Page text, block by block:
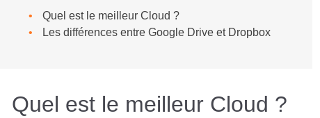
Quel est le meilleur Cloud ?
Les différences entre Google Drive et Dropbox
Quel est le meilleur Cloud ?